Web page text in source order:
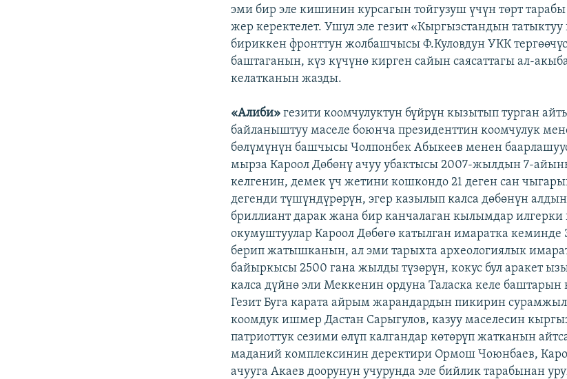
эми бир эле кишинин курсагын тойгузуш үчүн төрт тарабы
жер керектелет. Ушул эле гезит «Кыргызстандын татыктуу
бириккен фронттун жолбашчысы Ф.Куловдун УКК
баштаганын, күз күчүнө кирген сайын саясаттагы ал-
келатканын жазды.
«Алиби» гезити коомчулуктун бүйрүн кызытып турган
байланыштуу маселе боюнча президенттин коомчулук
бөлүмүнүн башчысы Чолпонбек Абыкеев менен
мырза Кароол Дөбөнү ачуу убактысы 2007-жылдын 7-
келгенин, демек үч жетини кошкондо 21 деген сан
дегенди түшүндүрөрүн, эгер казылып калса дөбөнүн
бриллиант дарак жана бир канчалаган кылымдар илгерки
окумуштуулар Кароол Дөбөгө катылган имаратка
берип жатышканын, ал эми тарыхта археологиялык
байыркысы 2500 гана жылды түзөрүн, кокус бул аракет
калса дүйнө эли Меккенин ордуна Таласка келе баштарын
Гезит Буга карата айрым жарандардын пикирин
коомдук ишмер Дастан Сарыгулов, казуу маселесин
патриоттук сезими өлүп калгандар көтөрүп жатканын
маданий комплексинин деректири Ормош Чоюнбаев,
ачууга Акаев доорунун учурунда эле бийлик тарабынан